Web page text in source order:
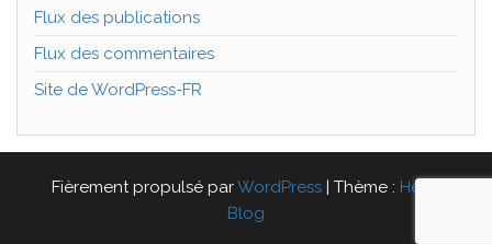
Flux des publications
Flux des commentaires
Site de WordPress-FR
Fièrement propulsé parWordPress | Thème : Head
Blog